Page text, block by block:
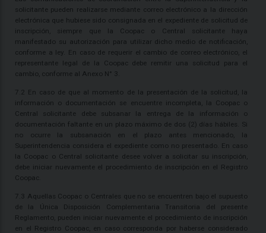
solicitante pueden realizarse mediante correo electrónico a la dirección
electrónica que hubiese sido consignada en el expediente de solicitud de
inscripción, siempre que la Coopac o Central solicitante haya
manifestado su autorización para utilizar dicho medio de notificación,
conforme a ley. En caso de requerir el cambio de correo electrónico, el
representante legal de la Coopac debe remitir una solicitud para el
cambio, conforme al Anexo N° 3.
7.2 En caso de que al momento de la presentación de la solicitud, la
información o documentación se encuentre incompleta, la Coopac o
Central solicitante debe subsanar la entrega de la información o
documentación faltante en un plazo máximo de dos (2) días hábiles. Si
no ocurre la subsanación en el plazo antes mencionado, la
Superintendencia considera el expediente como no presentado. En caso
la Coopac o Central solicitante desee volver a solicitar su inscripción,
debe iniciar nuevamente el procedimiento de inscripción en el Registro
Coopac.
7.3 Aquellas Coopac o Centrales que no se encuentren bajo el supuesto
de la Única Disposición Complementaria Transitoria del presente
Reglamento, pueden iniciar nuevamente el procedimiento de inscripción
en el Registro Coopac, en caso corresponda por haberse considerado